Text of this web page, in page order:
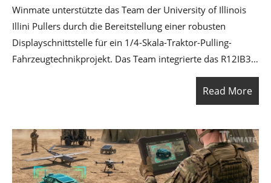
Winmate unterstützte das Team der University of Illinois
Illini Pullers durch die Bereitstellung einer robusten
Displayschnittstelle für ein 1/4-Skala-Traktor-Pulling-
Fahrzeugtechnikprojekt. Das Team integrierte das R12IB3S-
GSM2 robuste Display in sein GUI-Steuerungssystem, um
die Fahrzeugüberwachung, Bedienerinteraktion und die
professionelle Systempräsentation während Tests und
projiziert-kapazitivem Touch, einem IP65-Frontdesign und
wasserdichten M12-Anschlüssen half das Display dem
Team, ein komplettes technisches System zu
Read More